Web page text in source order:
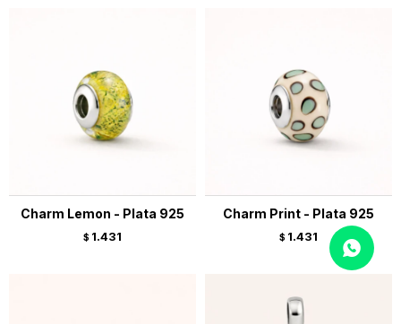
Charm Lemon - Plata 925
$ 1.431
Charm Print - Plata 925
$ 1.431